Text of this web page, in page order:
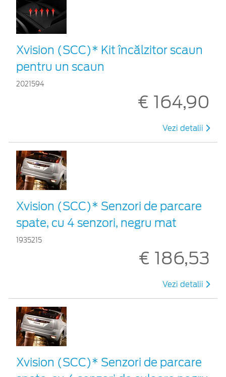
Xvision (SCC)* Kit încălzitor scaun
pentru un scaun
2021594
€ 164,90
Vezi detalii
Xvision (SCC)* Senzori de parcare
spate, cu 4 senzori, negru mat
1935215
€ 186,53
Vezi detalii
Xvision (SCC)* Senzori de parcare